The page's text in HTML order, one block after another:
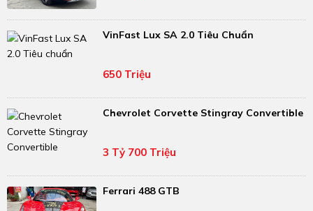
VinFast Lux SA 2.0 Tiêu Chuẩn
650 Triệu
Chevrolet Corvette Stingray Convertible
3 Tỷ 700 Triệu
Ferrari 488 GTB